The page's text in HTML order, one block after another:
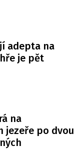
adepta na
je pět
na
jezeře po dvou